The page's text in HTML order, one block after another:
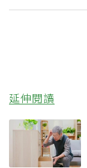
延伸閱讀